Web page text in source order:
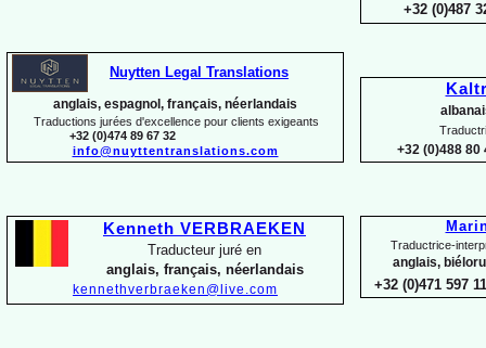
+32 (0)487
+32 (0)488 80
Traductrice-
anglais,
+32 (0)471 597
Nuytten Legal Translations
anglais, espagnol, français, néerlandais
Traductions jurées d'excellence pour clients exigeants
+32 (0)474 89 67 32
info@nuyttentranslations.com
Kenneth VERBRAEKEN
Traducteur juré en
anglais, français, néerlandais
kennethverbraeken@live.com